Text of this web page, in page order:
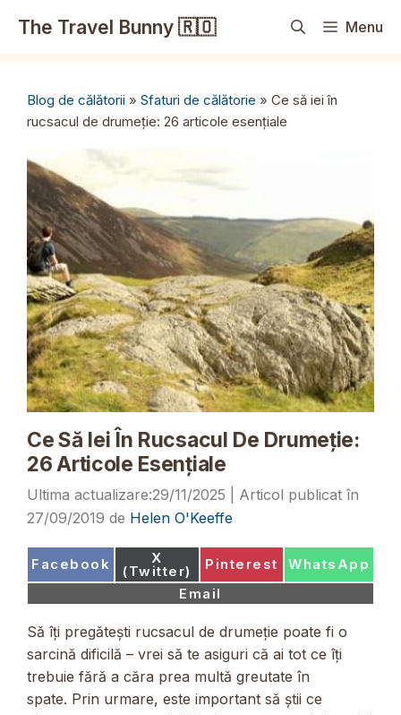
The Travel Bunny 🇷🇴 Menu
Blog de călătorii » Sfaturi de călătorie » Ce să iei în
rucsacul de drumeție: 26 articole esențiale
Ce Să Iei În Rucsacul De Drumeție:
26 Articole Esențiale
29/11/2025
27/09/2019 de Helen O'Keeffe
Share
Facebook Share
on
X
(Twitter) Share
Pinterest Share
WhatsApp
Share
on
Email
Să îți pregătești rucsacul de drumeție poate fi o
sarcină dificilă – vrei să te asiguri că ai tot ce îți
trebuie fără a căra prea multă greutate în
spate. Prin urmare, este important să știi ce